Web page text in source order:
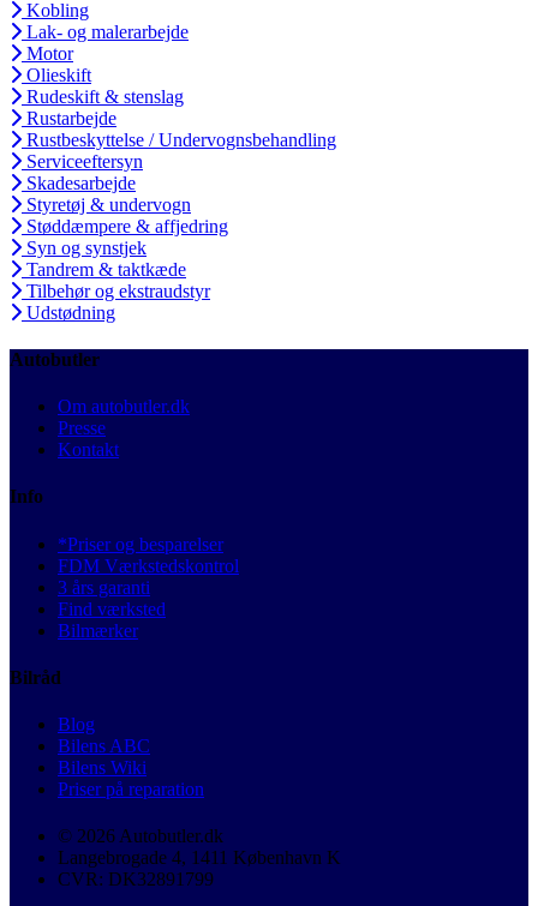
Kobling
Lak- og malerarbejde
Motor
Olieskift
Rudeskift & stenslag
Rustarbejde
Rustbeskyttelse / Undervognsbehandling
Serviceeftersyn
Skadesarbejde
Styretøj & undervogn
Støddæmpere & affjedring
Syn og synstjek
Tandrem & taktkæde
Tilbehør og ekstraudstyr
Udstødning
Autobutler
Om autobutler.dk
Presse
Kontakt
Info
*Priser og besparelser
FDM Værkstedskontrol
3 års garanti
Find værksted
Bilmærker
Bilråd
Blog
Bilens ABC
Bilens Wiki
Priser på reparation
© 2026 Autobutler.dk
Langebrogade 4, 1411 København K
CVR: DK32891799